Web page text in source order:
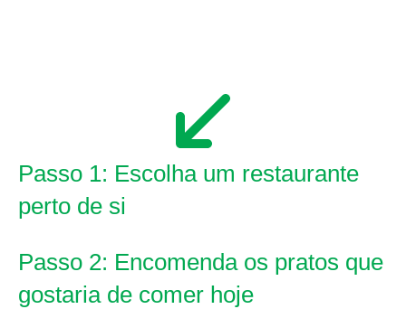
Passo 1: Escolha um restaurante
perto de si
Passo 2: Encomenda os pratos que
gostaria de comer hoje